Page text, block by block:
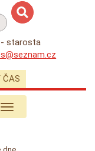
- starosta
ČAS